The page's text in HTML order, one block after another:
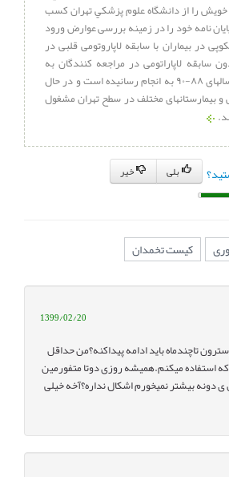
را از دانشگاه علوم پزشكي تهران کسب
نامه خود را در زمینه بررسی عوارض ورود
در بیماران با سابقه لاپاروتومی قلبی در
سابقه لاپاراتومی در مراجعه کنندگان به
بیمارستان آرش طی سالهای ۸۸-۹۰ به انجام رسانیده است و در حال
مختلف در سطح تهران مشغول
خیر
کیست تخمدان
1399/02/20
تاچندماه باید ادامه پیداکنه؟من حداقل
میکنم.همیشه روزی دوتا متفورمین
دونه بیشتر نمیخورم اشکال نداره؟آخه خیلی